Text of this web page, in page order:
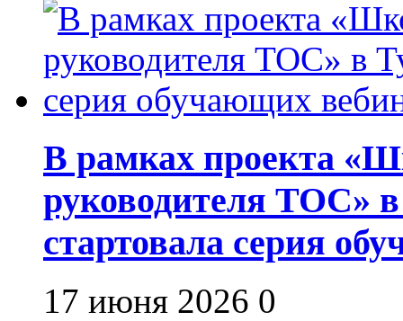
В рамках проекта
руководителя ТОС»
стартовала серия
17 июня 2026 0